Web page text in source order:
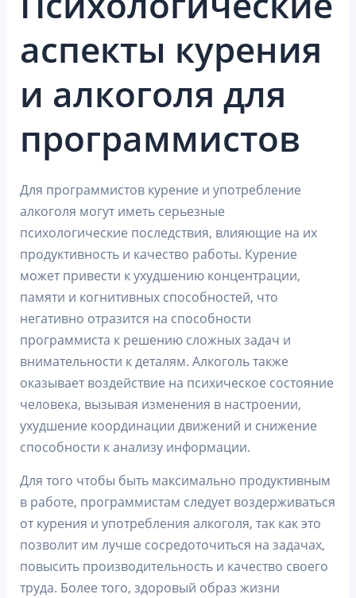
аспекты курения
и алкоголя для
программистов
Для программистов курение и употребление
алкоголя могут иметь серьезные
психологические последствия, влияющие на их
продуктивность и качество работы. Курение
может привести к ухудшению концентрации,
памяти и когнитивных способностей, что
негативно отразится на способности
программиста к решению сложных задач и
внимательности к деталям. Алкоголь также
оказывает воздействие на психическое состояние
человека, вызывая изменения в настроении,
ухудшение координации движений и снижение
способности к анализу информации.
Для того чтобы быть максимально продуктивным
в работе, программистам следует воздерживаться
от курения и употребления алкоголя, так как это
позволит им лучше сосредоточиться на задачах,
повысить производительность и качество своего
труда. Более того, здоровый образ жизни